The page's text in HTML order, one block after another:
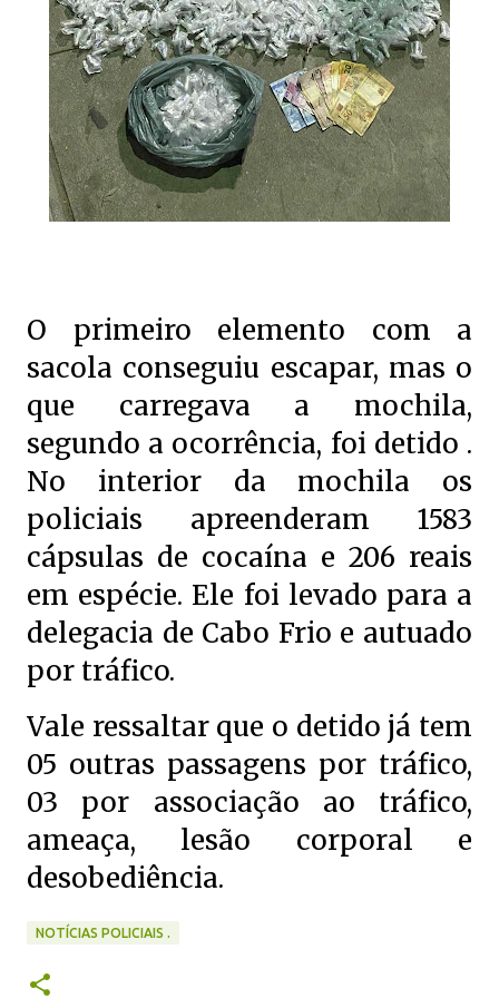
O primeiro elemento com a
sacola conseguiu escapar, mas o
que carregava a mochila,
segundo a ocorrência, foi detido .
No interior da mochila os
policiais apreenderam 1583
cápsulas de cocaína e 206 reais
em espécie. Ele foi levado para a
delegacia de Cabo Frio e autuado
por tráfico.
Vale ressaltar que o detido já tem
05 outras passagens por tráfico,
03 por associação ao tráfico,
ameaça, lesão corporal e
desobediência.
NOTÍCIAS POLICIAIS .